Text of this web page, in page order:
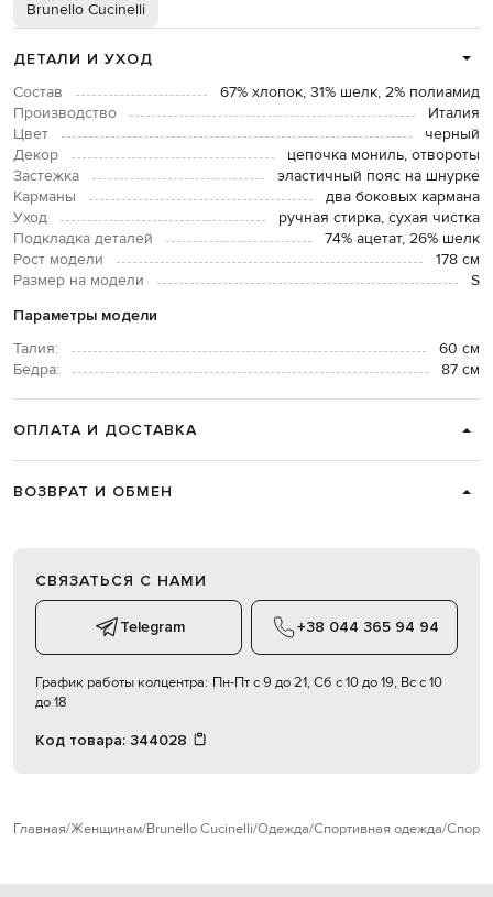
Brunello Cucinelli
ДЕТАЛИ И УХОД
Состав
67% хлопок, 31% шелк, 2% полиамид
Производство
Италия
Цвет
черный
Декор
цепочка мониль, отвороты
Застежка
эластичный пояс на шнурке
Карманы
два боковых кармана
Уход
ручная стирка, сухая чистка
Подкладка деталей
74% ацетат, 26% шелк
Рост модели
178 см
Размер на модели
S
Параметры модели
Талия:
60 см
Бедра:
87 см
ОПЛАТА И ДОСТАВКА
ВОЗВРАТ И ОБМЕН
СВЯЗАТЬСЯ С НАМИ
Telegram +38 044 365 94 94
График работы колцентра: Пн-Пт с 9 до 21, Сб с 10 до 19, Вс с 10
до 18
Код товара: 344028
Главная Женщинам Brunello Cucinelli Одежда Спортивная одежда